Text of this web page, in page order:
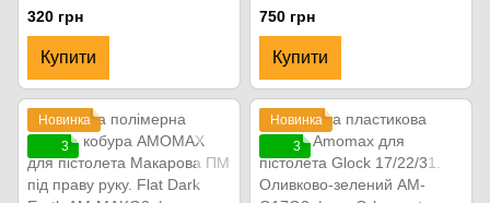
систему MOLLE. Чорний
320 грн
Купити
AMOMAX для двох магазинів
пістолета Glock, Форт, Beretta
з обертанням. Olive Drab
Green
750 грн
Купити
Новинка
3
Новинка
3